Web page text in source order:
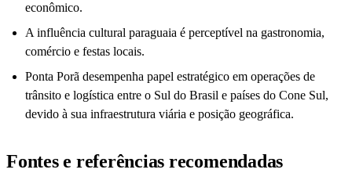
econômico.
A influência cultural paraguaia é perceptível na gastronomia,
comércio e festas locais.
Ponta Porã desempenha papel estratégico em operações de
trânsito e logística entre o Sul do Brasil e países do Cone Sul,
devido à sua infraestrutura viária e posição geográfica.
Fontes e referências recomendadas